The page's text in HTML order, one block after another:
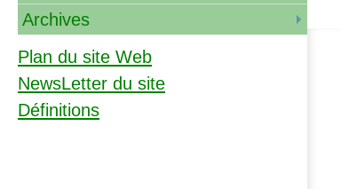
Archives
Plan du site Web
NewsLetter du site
Définitions